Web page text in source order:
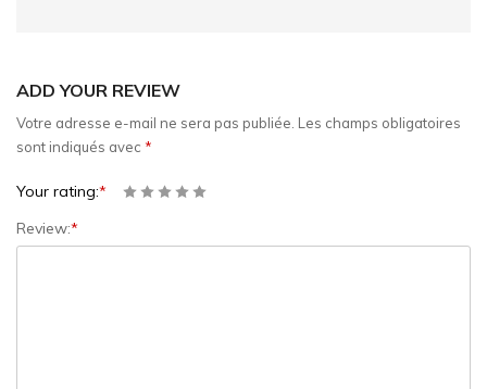
ADD YOUR REVIEW
Votre adresse e-mail ne sera pas publiée. Les champs obligatoires
sont indiqués avec *
Your rating:*
Review:*